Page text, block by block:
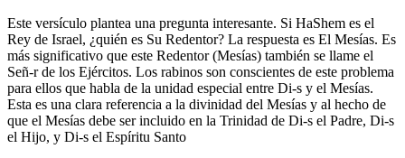
Este versículo plantea una pregunta interesante. Si HaShem es el
Rey de Israel, ¿quién es Su Redentor? La respuesta es El Mesías. Es
más significativo que este Redentor (Mesías) también se llame el
Señ-r de los Ejércitos. Los rabinos son conscientes de este problema
para ellos que habla de la unidad especial entre Di-s y el Mesías.
Esta es una clara referencia a la divinidad del Mesías y al hecho de
que el Mesías debe ser incluido en la Trinidad de Di-s el Padre, Di-s
el Hijo, y Di-s el Espíritu Santo